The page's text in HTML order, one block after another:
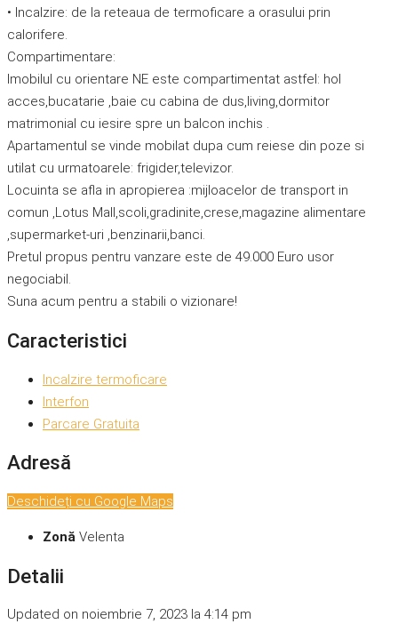
• Incalzire: de la reteaua de termoficare a orasului prin
calorifere.
Compartimentare:
Imobilul cu orientare NE este compartimentat astfel: hol
acces,bucatarie ,baie cu cabina de dus,living,dormitor
matrimonial cu iesire spre un balcon inchis .
Apartamentul se vinde mobilat dupa cum reiese din poze si
utilat cu urmatoarele: frigider,televizor.
Locuinta se afla in apropierea :mijloacelor de transport in
comun ,Lotus Mall,scoli,gradinite,crese,magazine alimentare
,supermarket-uri ,benzinarii,banci.
Pretul propus pentru vanzare este de 49.000 Euro usor
negociabil.
Suna acum pentru a stabili o vizionare!
Caracteristici
Incalzire termoficare
Interfon
Parcare Gratuita
Adresă
Deschideți cu Google Maps
Zonă Velenta
Detalii
Updated on noiembrie 7, 2023 la 4:14 pm